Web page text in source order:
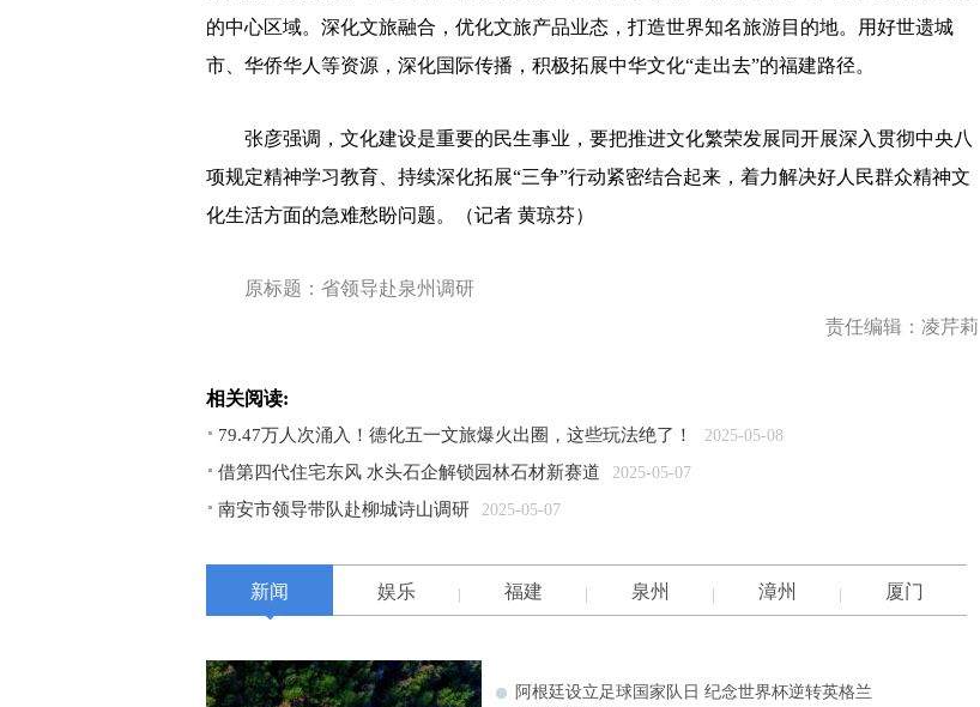
的中心区域。深化文旅融合，优化文旅产品业态，打造世界知名旅游目的地。用好世遗城
市、华侨华人等资源，深化国际传播，积极拓展中华文化“走出去”的福建路径。
张彦强调，文化建设是重要的民生事业，要把推进文化繁荣发展同开展深入贯彻中央八
项规定精神学习教育、持续深化拓展“三争”行动紧密结合起来，着力解决好人民群众精神文
化生活方面的急难愁盼问题。（记者 黄琼芬）
原标题：省领导赴泉州调研
责任编辑：凌芹莉
相关阅读:
79.47万人次涌入！德化五一文旅爆火出圈，这些玩法绝了！ 2025-05-08
借第四代住宅东风 水头石企解锁园林石材新赛道 2025-05-07
南安市领导带队赴柳城诗山调研 2025-05-07
新闻 娱乐 福建 泉州 漳州 厦门
阿根廷设立足球国家队日 纪念世界杯逆转英格兰